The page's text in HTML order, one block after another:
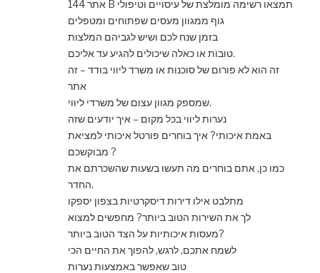
אתר 144 B תמצאו רשימה מומלצת של עיסויים וטיפולי
גוף ממגוון מעסים שפתוחים ומטפלים
בזמן שנח לכם ושיש לגביהם המלצות
טובות או כאלה שיכולים להגיע עד אליכם.
זה הוא לא פורום של סוכנות או משרד ליווי בודד – זה
אתר
שמספק מגוון עצום של משרדי ליווי.
נערות ליווי בכל מקום – איך יודעים שזה
באמת איכותי? איך בוחרים פורטל איכותי למציאת
מבוקשכם ?
כמו כן, אתם בוחרים מה תעשו בשעות שהשכרתם את
החדר.
מתלבט אילו דירות דיסקרטיות בצפון יספקו
לך את השירות הטוב ביותר? מחפשים למצוא
מעסות איכותיות על הצד הטוב ביותר?
לשמח אתכם, לרגש, להפוך את החיים הכי
טוב שאפשר באמצעות נערות